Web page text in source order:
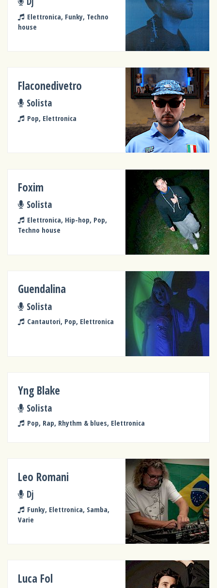
Elettronica, Funky, Techno
house
Flaconedivetro
Solista
Pop, Elettronica
Foxim
Solista
Elettronica, Hip-hop, Pop,
Techno house
Guendalina
Solista
Cantautori, Pop, Elettronica
Yng Blake
Solista
Pop, Rap, Rhythm & blues, Elettronica
Leo Romani
Dj
Funky, Elettronica, Samba,
Varie
Luca Fol